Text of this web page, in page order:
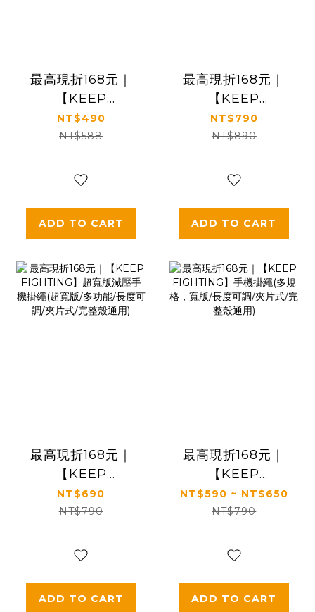
最高現折168元｜
【KEEP
FIGHTING】防摔
手機腕繩(短掛繩/多
通用)
NT$490
NT$588
ADD TO CART
最高現折168元｜
【KEEP
FIGHTING】二合
一兩用快拆手機掛
度可調/夾片式/完整
NT$790
NT$890
ADD TO CART
最高現折168元｜
【KEEP
FIGHTING】超寬
版減壓手機掛繩(超
調/夾片式/完整殼通
NT$690
NT$790
ADD TO CART
最高現折168元｜
【KEEP
FIGHTING】手機
掛繩(多規格，寬版/
整殼通用)
NT$590 ~ NT$650
NT$790
ADD TO CART